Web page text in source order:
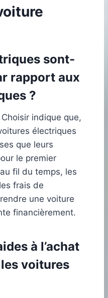
sont-
rapport aux
?
indique que,
électriques
que leurs
le premier
fil du temps, les
frais de
une voiture
financièrement.
à l’achat
voitures